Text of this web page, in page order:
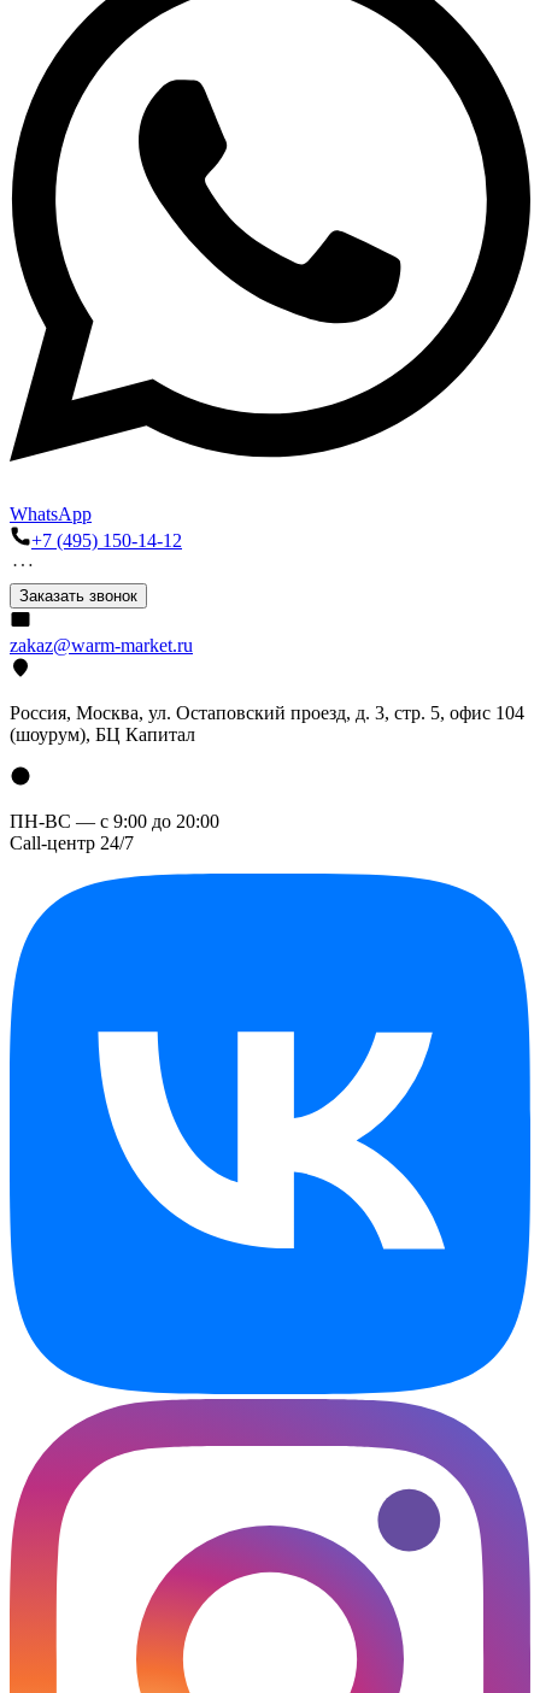
WhatsApp
+7 (495) 150-14-12
Заказать звонок
zakaz@warm-market.ru
Россия, Москва, ул. Остаповский проезд, д. 3, стр. 5, офис 104
(шоурум), БЦ Капитал
ПН-ВС — с 9:00 до 20:00
Call-центр 24/7